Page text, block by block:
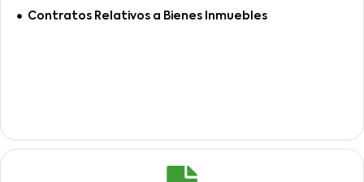
Contratos Relativos a Bienes Inmuebles